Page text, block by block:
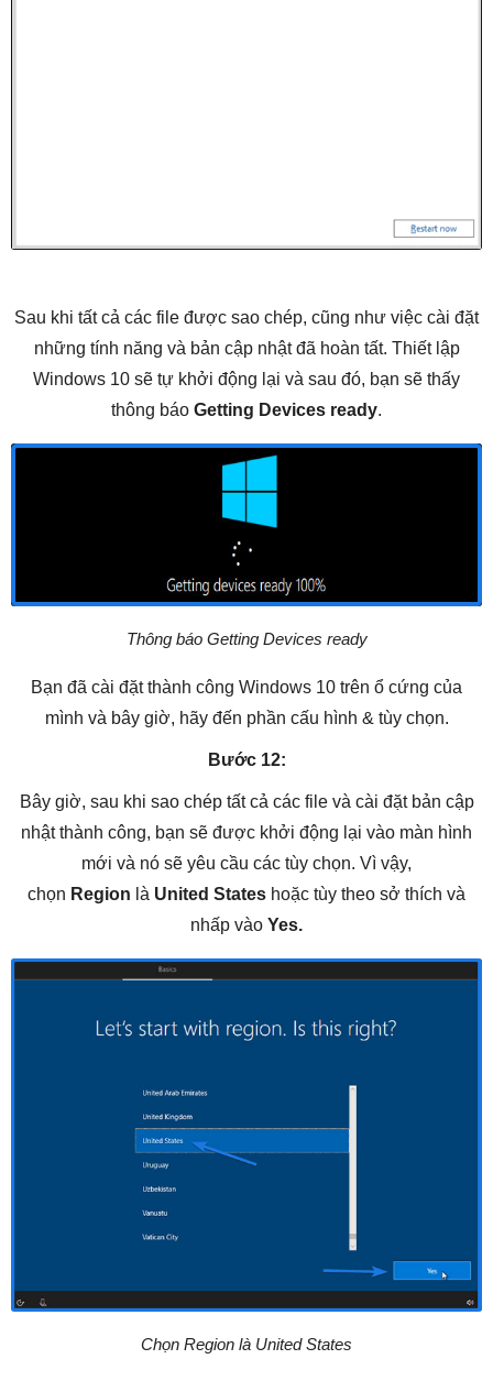
Sau khi tất cả các file được sao chép, cũng như việc cài đặt
những tính năng và bản cập nhật đã hoàn tất. Thiết lập
Windows 10 sẽ tự khởi động lại và sau đó, bạn sẽ thấy
thông báo Getting Devices ready.
Thông báo Getting Devices ready
Bạn đã cài đặt thành công Windows 10 trên ổ cứng của
mình và bây giờ, hãy đến phần cấu hình & tùy chọn.
Bước 12:
Bây giờ, sau khi sao chép tất cả các file và cài đặt bản cập
nhật thành công, bạn sẽ được khởi động lại vào màn hình
mới và nó sẽ yêu cầu các tùy chọn. Vì vậy,
chọn Region là United States hoặc tùy theo sở thích và
nhấp vào Yes.
Chọn Region là United States